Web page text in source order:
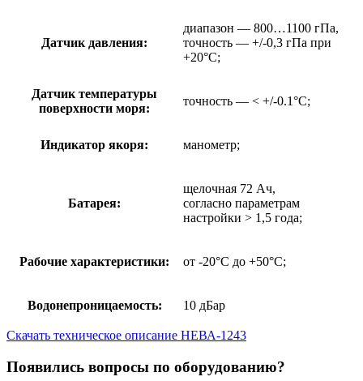
Датчик давления:
диапазон — 800…1100 гПа,
точность — +/-0,3 гПа при
+20°C;
Датчик температуры
поверхности моря:
точность — < +/-0.1°C;
Индикатор якоря: манометр;
Батарея:
щелочная 72 Ач,
согласно параметрам
настройки > 1,5 года;
Рабочие характеристики: от -20°С до +50°С;
Водонепроницаемость: 10 дБар
Скачать техническое описание НЕВА-1243
Появились вопросы по оборудованию?